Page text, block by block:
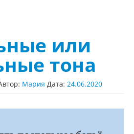
или
тона
Мария Дата: 24.06.2020